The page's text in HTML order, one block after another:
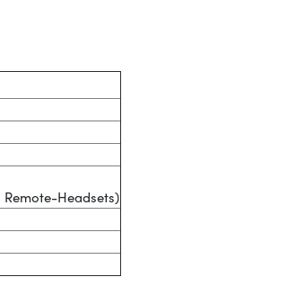
Headsets)